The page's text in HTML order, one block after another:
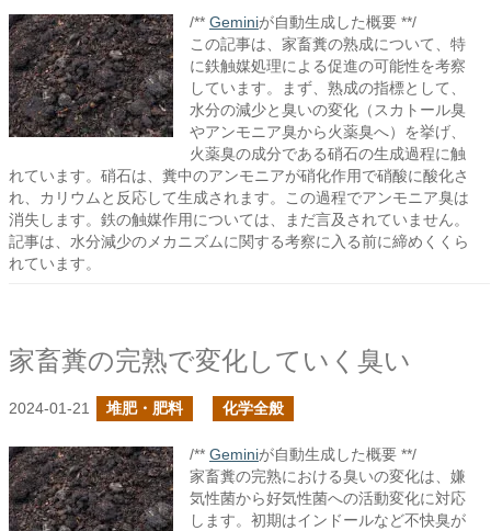
/** Geminiが自動生成した概要 **/
この記事は、家畜糞の熟成について、特
に鉄触媒処理による促進の可能性を考察
しています。まず、熟成の指標として、
水分の減少と臭いの変化（スカトール臭
やアンモニア臭から火薬臭へ）を挙げ、
火薬臭の成分である硝石の生成過程に触
れています。硝石は、糞中のアンモニアが硝化作用で硝酸に酸化さ
れ、カリウムと反応して生成されます。この過程でアンモニア臭は
消失します。鉄の触媒作用については、まだ言及されていません。
記事は、水分減少のメカニズムに関する考察に入る前に締めくくら
れています。
家畜糞の完熟で変化していく臭い
2024-01-21 堆肥・肥料 化学全般
/** Geminiが自動生成した概要 **/
家畜糞の完熟における臭いの変化は、嫌
気性菌から好気性菌への活動変化に対応
します。初期はインドールなど不快臭が